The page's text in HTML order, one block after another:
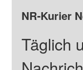
NR-Kurier
Täglich